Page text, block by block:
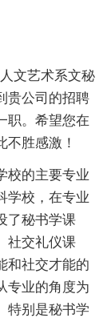
文艺术系文秘
贵公司的招聘
职。希望您在
胜感激！
的主要专业
学校，在专业
了秘书学课
社交礼仪课
和社交才能的
专业的角度为
特别是秘书学